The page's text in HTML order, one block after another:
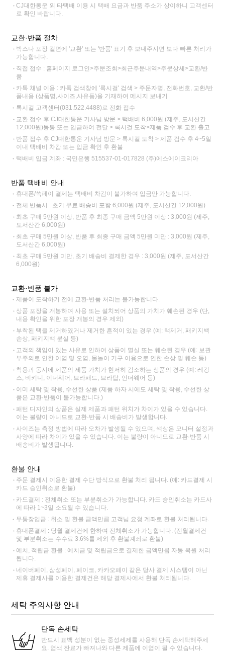
CJ대한통운 외 타택배 이용 시 택배 요금과 반품 주소가 상이하니 고객센터
로 확인 바랍니다.
교환·반품 절차
박스나 포장 겉면에 '교환' 또는 '반품' 표기 후 보내주시면 보다 빠른 처리가
가능합니다.
직접 접수 : 홈페이지 로그인>주문조회>최근주문내역>주문상세>교환/반
품
카톡 채널 이용 : 카톡 검색창에 '록시걸' 검색 > 주문자명, 전화번호, 교환/반
품내용 (상품명,사이즈,사유등)을 기재하여 메시지 보내기
록시걸 고객센터(031.522.4488)로 전화 접수
교환 접수 후 CJ대한통운 기사님 방문 > 택배비 6,000원 (제주, 도서산간
12,000원)동봉 또는 입금하여 전달 > 록시걸 도착>제품 검수 후 교환 출고
반품 접수 후 CJ대한통운 기사님 방문 > 록시걸 도착 > 제품 검수 후 4~5일
이내 택배비 차감 또는 입금 확인 후 환불
택배비 입금 계좌 : 국민은행 515537-01-017828 (주)에스에이코리아
반품 택배비 안내
휴대폰/쓱페이 결제는 택배비 차감이 불가하여 입금만 가능합니다.
전체 반품시 : 초기 무료 배송비 포함 6,000원 (제주, 도서산간 12,000원)
최초 구매 5만원 이상, 반품 후 최종 구매 금액 5만원 이상 : 3,000원 (제주,
도서산간 6,000원)
최초 구매 5만원 이상, 반품 후 최종 구매 금액 5만원 미만 : 3,000원 (제주,
도서산간 6,000원)
최초 구매 5만원 미만, 초기 배송비 결제한 경우 : 3,000원 (제주, 도서산간
6,000원)
교환·반품 불가
제품이 도착하기 전에 교환·반품 처리는 불가능합니다.
상품 포장을 개봉하여 사용 또는 설치되어 상품의 가치가 훼손된 경우 (단,
내용 확인을 위한 포장 개봉의 경우 제외)
부착된 택을 제거하였거나 제거한 흔적이 있는 경우 (예: 택제거, 패키지백
손상, 패키지백 분실 등)
고객의 책임이 있는 사유로 인하여 상품이 멸실 또는 훼손된 경우 (예: 보관
부주의로 인한 이염 및 오염, 물놀이 기구 이용으로 인한 손상 및 훼손 등)
착용과 동시에 제품의 제품 가치가 현저히 감소하는 상품의 경우 (예: 레깅
스, 비키니, 이너웨어, 브라패드, 브라탑, 언더웨어 등)
이미 세탁 및 착용, 수선한 상품 (제품 하자 시에도 세탁 및 착용, 수선한 상
품은 교환·반품이 불가능합니다.)
패턴 디자인의 상품은 실제 제품과 패턴 위치가 차이가 있을 수 있습니다.
이는 불량이 아니므로 교환·반품 시 배송비가 발생합니다.
사이즈는 측정 방법에 따라 오차가 발생될 수 있으며, 색상은 모니터 설정과
사양에 따라 차이가 있을 수 있습니다. 이는 불량이 아니므로 교환·반품 시
배송비가 발생됩니다.
환불 안내
주문 결제시 이용한 결제 수단 방식으로 환불 처리 됩니다. (예: 카드결제 시
카드 승인취소로 환불)
카드결제 : 전체취소 또는 부분취소가 가능합니다. 카드 승인취소는 카드사
에 따라 1~3일 소요될 수 있습니다.
무통장입금 : 취소 및 환불 금액만큼 고객님 요청 계좌로 환불 처리됩니다.
휴대폰결제 : 당월 결제건에 한하여 전체취소가 가능합니다. (전월결제건
및 부분취소는 수수료 3.6%를 제외 후 환불계좌로 환불)
예치, 적립금 환불 : 예치금 및 적립금으로 결제한 금액만큼 자동 복원 처리
됩니다.
네이버페이, 삼성페이, 페이코, 카카오페이 같은 당사 결제 시스템이 아닌
제휴 결제사를 이용한 결제건은 해당 결제사에서 환불 처리됩니다.
세탁 주의사항 안내
단독 손세탁
반드시 표백 성분이 없는 중성세제를 사용해 단독 손세탁해주세
요. 염색 잔료가 빠져나와 다른 제품에 이염이 될 수 있습니다.